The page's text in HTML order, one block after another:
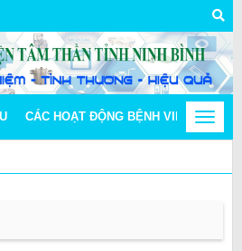
CÁC HOẠT ĐỘNG BỆNH VIỆN
Toggle